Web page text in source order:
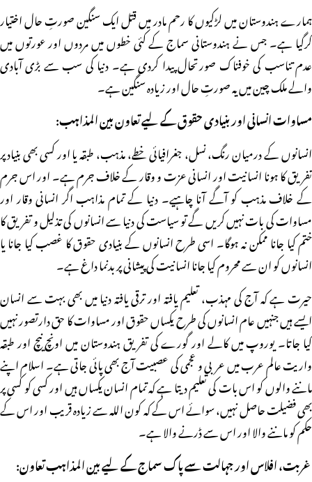
ہمارے ہندوستان میں لڑکیوں کا رحم مادر میں قتل ایک سنگین صورتِ حال اختیار
کرگیا ہے۔ جس نے ہندوستانی سماج کے کئی خطوں میں مردوں اور عورتوں میں
عدم تناسب کی خوفناک صورتحال پیدا کردی ہے۔ دنیا کی سب سے بڑی آبادی
والے ملک چین میں یہ صورتِ حال اور زیادہ سنگین ہے۔
مساوات انسانی اور بنیادی حقوق کے لیے تعاون بین المذاہب:
انسانوں کے درمیان رنگ، نسل، جغرافیائی خطے، مذہب، طبقہ یا اور کسی بھی بنیادپر
تفریق کا ہونا انسانیت اور انسانی عزت و وقار کے خلاف جرم ہے۔ اور اس جرم
کے خلاف مذہب کو آگے آنا چاہیے۔ دنیا کے تمام مذاہب اگر انسانی وقار اور
مساوات کی بات نہیں کریں گے تو سیاست کی دنیا سے انسانوں کی تذلیل و تفریق کا
ختم کیا جانا ممکن نہ ہوگا۔ اسی طرح انسانوں کے بنیادی حقوق کا غصب کیا جانا یا
انسانوں کو ان سے محروم کیا جانا انسانیت کی پیشانی پر بدنما داغ ہے۔
حیرت ہے کہ آج کی مہذب، تعلیم یافتہ اور ترقی یافتہ دنیا میں بھی بہت سے انسان
ایسے ہیں جنہیں عام انسانوں کی طرح یکساں حقوق اور مساوات کا حق دارتصور نہیں
کیا جاتا۔ یوروپ میں کالے اور گورے کی تفریق ہندوستان میں اونچ نیچ اور طبقہ
واریت عالم عرب میں عربی و عجمی کی عصبیت آج بھی پائی جاتی ہے۔ اسلام اپنے
ماننے والوں کو اس بات کی تعلیم دیتا ہے کہ تمام انسان یکساں ہیں اور کسی کو کسی پر
بھی فضیلت حاصل نہیں، سوائے اس کے کہ کون اللہ سے زیادہ قریب اور اس کے
حکم کو ماننے والا اور اس سے ڈرنے والا ہے۔
غربت، افلاس اور جہالت سے پاک سماج کے لیے بین المذاہب تعاون: